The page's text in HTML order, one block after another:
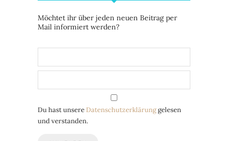
Möchtet ihr über jeden neuen Beitrag per
Mail informiert werden?
Du hast unsere Datenschutzerklärunggelesen
und verstanden.